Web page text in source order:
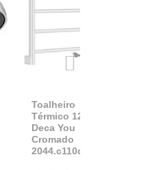
Toalheiro
Térmico 127v
Deca You
Cromado
2044.c110d.aqc